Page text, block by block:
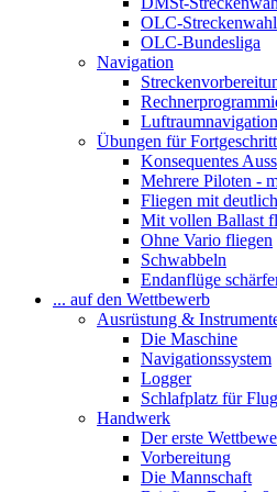
OLC-Streckenwahl
OLC-Bundesliga
Navigation
Übungen für
Konsequentes
Mehrere Piloten -
Fliegen mit
Mit vollen Ballast
Ohne Vario fliegen
Schwabbeln
Endanflüge
... auf den Wettbewerb
Ausrüstung &
Die Maschine
Navigationssystem
Logger
Schlafplatz für
Handwerk
Der erste
Vorbereitung
Die Mannschaft